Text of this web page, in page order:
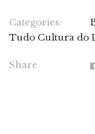
Categories:
Tudo Cultura do
Share